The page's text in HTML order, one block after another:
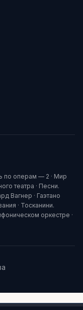
по операм — 2 · Мир
театра · Песни.
Вагнер · Гаэтано
· Тосканини.
оркестре ·